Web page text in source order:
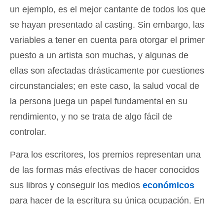
un ejemplo, es el mejor cantante de todos los que
se hayan presentado al casting. Sin embargo, las
variables a tener en cuenta para otorgar el primer
puesto a un artista son muchas, y algunas de
ellas son afectadas drásticamente por cuestiones
circunstanciales; en este caso, la salud vocal de
la persona juega un papel fundamental en su
rendimiento, y no se trata de algo fácil de
controlar.
Para los escritores, los premios representan una
de las formas más efectivas de hacer conocidos
sus libros y conseguir los medios económicos
para hacer de la escritura su única ocupación. En